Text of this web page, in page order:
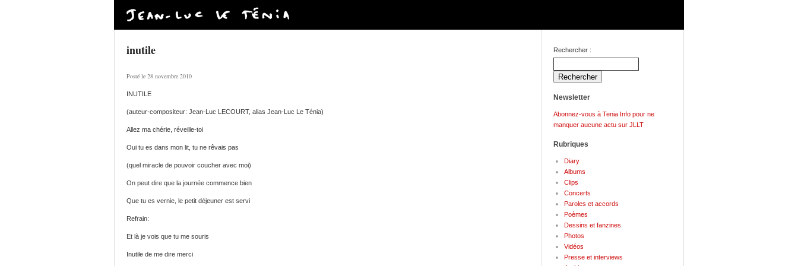
inutile
Posté le 28 novembre 2010
INUTILE
(auteur-compositeur: Jean-Luc LECOURT, alias Jean-Luc Le Ténia)
Allez ma chérie, réveille-toi
Oui tu es dans mon lit, tu ne rêvais pas
(quel miracle de pouvoir coucher avec moi)
On peut dire que la journée commence bien
Que tu es vernie, le petit déjeuner est servi
Refrain:
Et là je vois que tu me souris
Inutile de me dire merci
Rechercher :
Newsletter
Abonnez-vous à Tenia Info pour ne
manquer aucune actu sur JLLT
Rubriques
Diary
Albums
Clips
Concerts
Paroles et accords
Poèmes
Dessins et fanzines
Photos
Vidéos
Presse et interviews